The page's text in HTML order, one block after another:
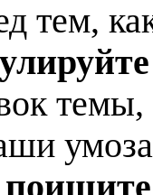
тем,
поищите